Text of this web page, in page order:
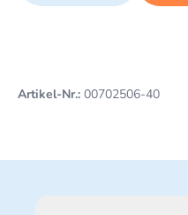
Artikel-Nr.: 00702506-40